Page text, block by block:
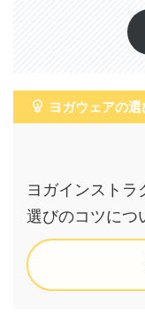
ヨガウェアの選
ヨガインストラ
選びのコツにつ